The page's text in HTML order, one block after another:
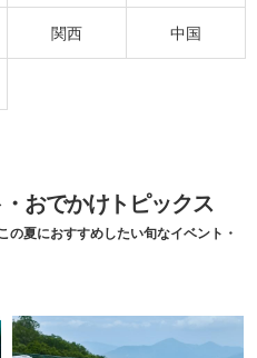
関西 中国
おでかけトピックス
の夏におすすめしたい旬なイベント・